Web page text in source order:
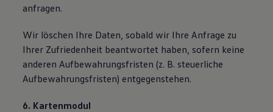
anfragen.
Wir löschen Ihre Daten, sobald wir Ihre Anfrage zu
Ihrer Zufriedenheit beantwortet haben, sofern keine
anderen Aufbewahrungsfristen (z. B. steuerliche
Aufbewahrungsfristen) entgegenstehen.
6. Kartenmodul